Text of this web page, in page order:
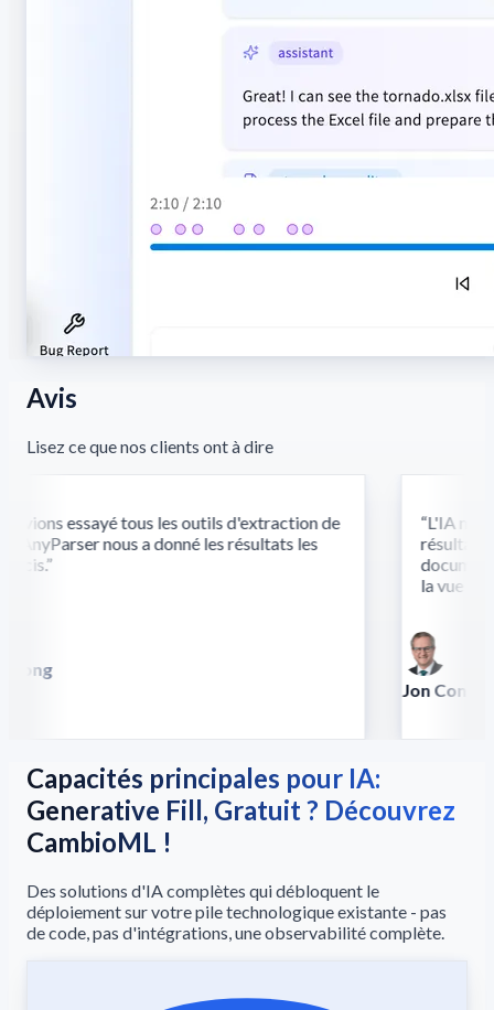
Avis
Lisez ce que nos clients ont à dire
essayé tous les outils d'extraction de
nous a donné les résultats les
”
L'IA
résultats
la vue et
Jon Conradt
Capacités principales pour IA:
Generative Fill, Gratuit ? Découvrez
CambioML !
Des solutions d'IA complètes qui débloquent le
déploiement sur votre pile technologique existante - pas
de code, pas d'intégrations, une observabilité complète.